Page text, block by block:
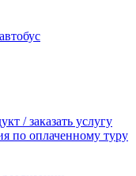
/ заказать услугу
по оплаченному туру